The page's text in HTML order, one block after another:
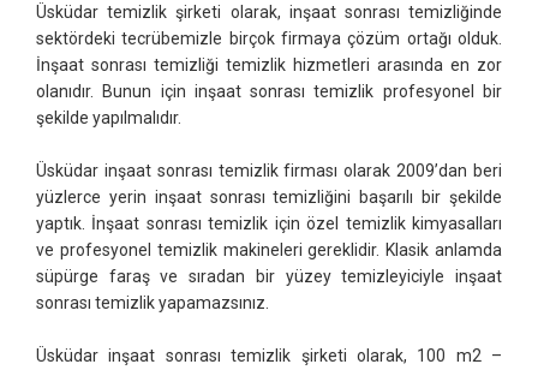
Üsküdar temizlik şirketi olarak, inşaat sonrası temizliğinde
sektördeki tecrübemizle birçok firmaya çözüm ortağı olduk.
İnşaat sonrası temizliği temizlik hizmetleri arasında en zor
olanıdır. Bunun için inşaat sonrası temizlik profesyonel bir
şekilde yapılmalıdır.
Üsküdar inşaat sonrası temizlik firması olarak 2009’dan beri
yüzlerce yerin inşaat sonrası temizliğini başarılı bir şekilde
yaptık. İnşaat sonrası temizlik için özel temizlik kimyasalları
ve profesyonel temizlik makineleri gereklidir. Klasik anlamda
süpürge faraş ve sıradan bir yüzey temizleyiciyle inşaat
sonrası temizlik yapamazsınız.
Üsküdar inşaat sonrası temizlik şirketi olarak, 100 m2 –